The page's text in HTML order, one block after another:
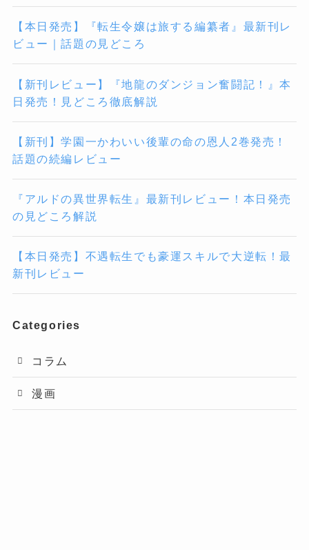
【本日発売】『転生令嬢は旅する編纂者』最新刊レ
ビュー｜話題の見どころ
【新刊レビュー】『地龍のダンジョン奮闘記！』本
日発売！見どころ徹底解説
【新刊】学園一かわいい後輩の命の恩人2巻発売！
話題の続編レビュー
『アルドの異世界転生』最新刊レビュー！本日発売
の見どころ解説
【本日発売】不遇転生でも豪運スキルで大逆転！最
新刊レビュー
Categories
コラム
漫画